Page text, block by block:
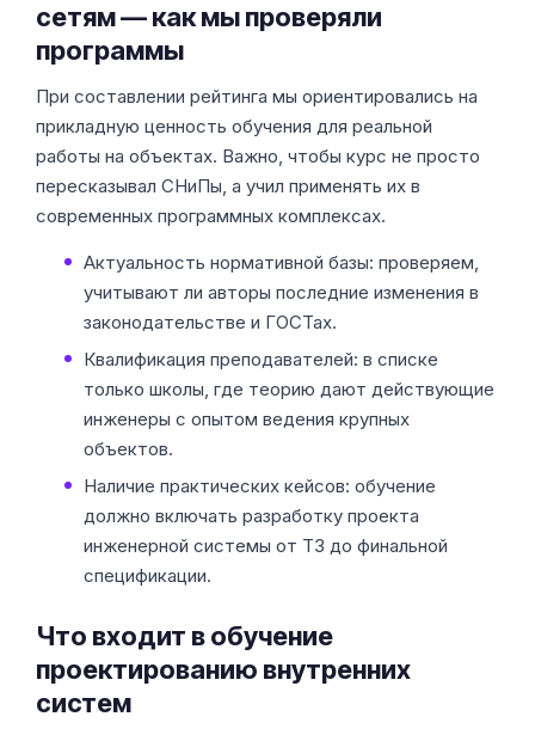
сетям — как мы проверяли
программы
При составлении рейтинга мы ориентировались на
прикладную ценность обучения для реальной
работы на объектах. Важно, чтобы курс не просто
пересказывал СНиПы, а учил применять их в
современных программных комплексах.
Актуальность нормативной базы: проверяем,
учитывают ли авторы последние изменения в
законодательстве и ГОСТах.
Квалификация преподавателей: в списке
только школы, где теорию дают действующие
инженеры с опытом ведения крупных
объектов.
Наличие практических кейсов: обучение
должно включать разработку проекта
инженерной системы от ТЗ до финальной
спецификации.
Что входит в обучение
проектированию внутренних
систем